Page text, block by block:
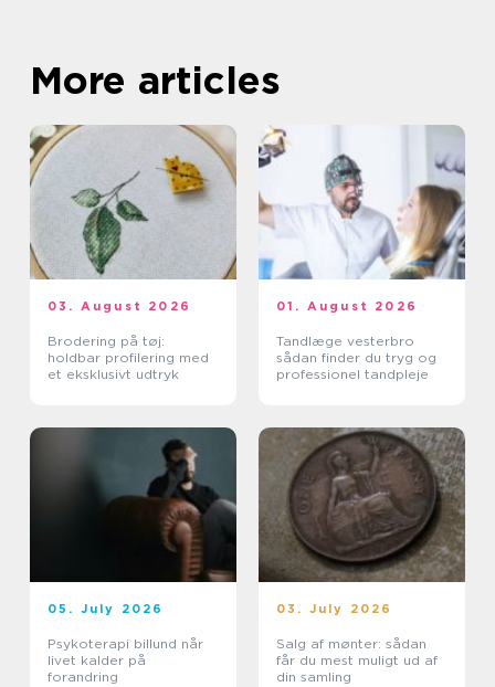
More articles
03. August 2026
Brodering på tøj:
holdbar profilering med
et eksklusivt udtryk
01. August 2026
Tandlæge vesterbro
sådan finder du tryg og
professionel tandpleje
05. July 2026
Psykoterapi billund når
livet kalder på
forandring
03. July 2026
Salg af mønter: sådan
får du mest muligt ud af
din samling